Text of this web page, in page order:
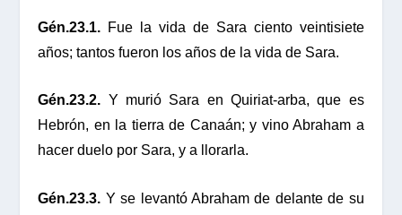
Gén.23.1. Fue la vida de Sara ciento veintisiete
años; tantos fueron los años de la vida de Sara.
Gén.23.2. Y murió Sara en Quiriat-arba, que es
Hebrón, en la tierra de Canaán; y vino Abraham a
hacer duelo por Sara, y a llorarla.
Gén.23.3. Y se levantó Abraham de delante de su